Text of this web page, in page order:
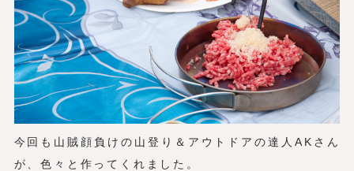
今回も山賊顔負けの山登り＆アウトドアの達人AKさん
が、色々と作ってくれました。